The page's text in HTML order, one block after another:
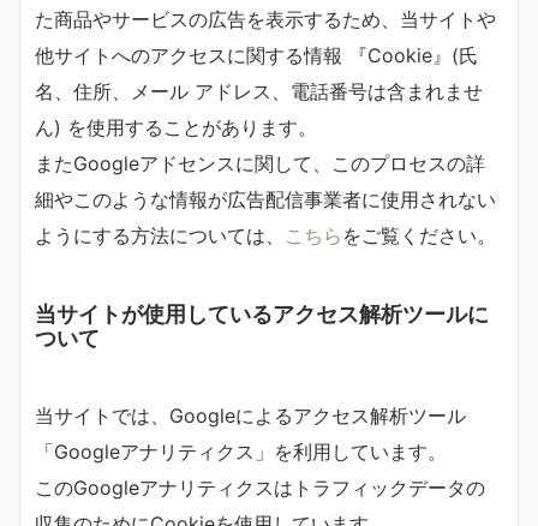
た商品やサービスの広告を表示するため、当サイトや
他サイトへのアクセスに関する情報 『Cookie』(氏
名、住所、メール アドレス、電話番号は含まれませ
ん) を使用することがあります。
またGoogleアドセンスに関して、このプロセスの詳
細やこのような情報が広告配信事業者に使用されない
ようにする方法については、 こちら をご覧ください。
当サイトが使用しているアクセス解析ツールに
ついて
当サイトでは、Googleによるアクセス解析ツール
「Googleアナリティクス」を利用しています。
このGoogleアナリティクスはトラフィックデータの